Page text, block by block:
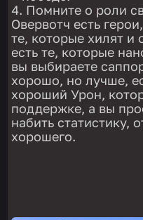
Помните о роли
Овервотч есть
те, которые хилят и
есть те, которые
вы выбираете
хорошо, но лучше,
хороший Урон,
поддержке, а вы
набить статистику,
хорошего.